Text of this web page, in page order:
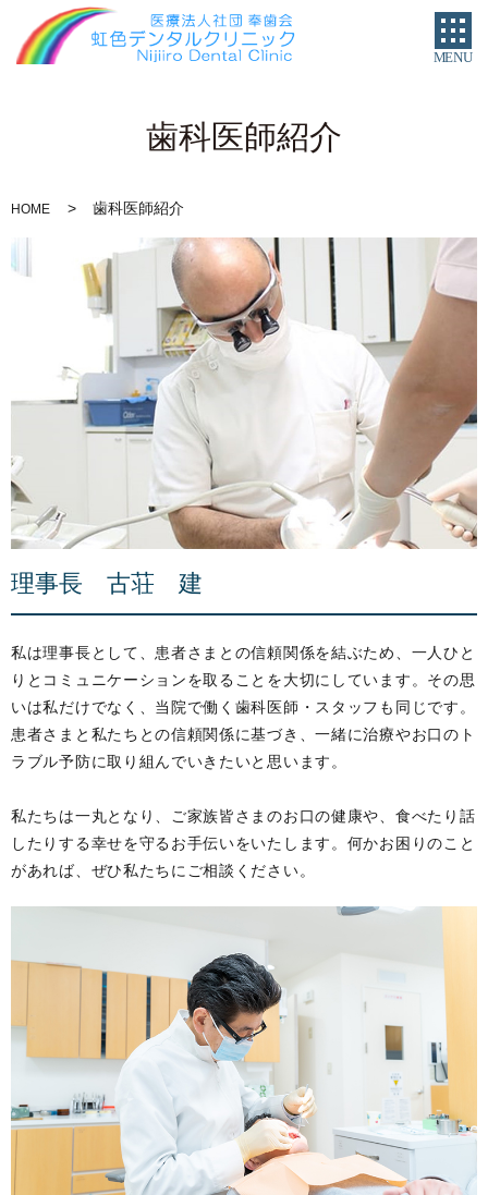
MENU
歯科医師紹介
HOME 歯科医師紹介
理事長 古荘 建
私は理事長として、患者さまとの信頼関係を結ぶため、一人ひと
りとコミュニケーションを取ることを大切にしています。その思
いは私だけでなく、当院で働く歯科医師・スタッフも同じです。
患者さまと私たちとの信頼関係に基づき、一緒に治療やお口のト
ラブル予防に取り組んでいきたいと思います。
私たちは一丸となり、ご家族皆さまのお口の健康や、食べたり話
したりする幸せを守るお手伝いをいたします。何かお困りのこと
があれば、ぜひ私たちにご相談ください。